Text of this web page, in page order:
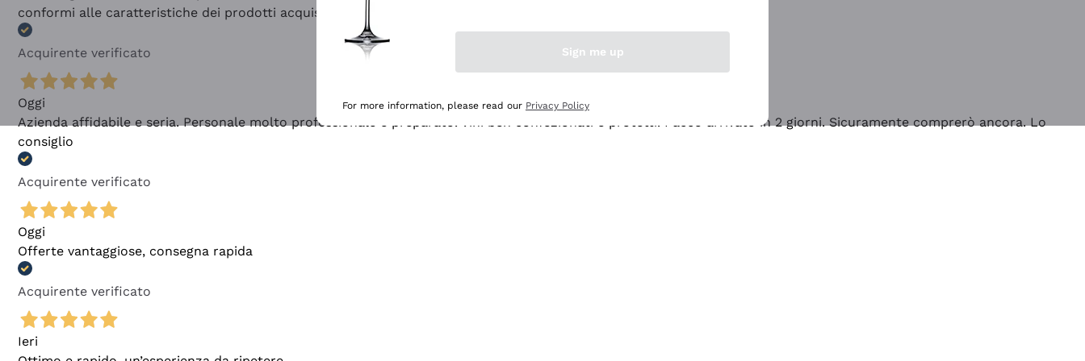
conformi alle caratteristiche dei prodotti acquistati
Acquirente verificato
Oggi
Azienda affidabile e seria. Personale molto professionale e preparato. Vini ben confezionati e protetti. Pacco arrivato in 2 giorni. Sicuramente comprerò ancora. Lo
consiglio
Acquirente verificato
Oggi
Offerte vantaggiose, consegna rapida
Acquirente verificato
Ieri
Sign me up
For more information, please read our Privacy Policy